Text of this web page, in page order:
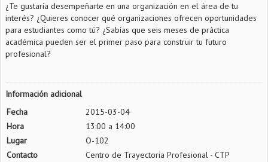
¿Te gustaría desempeñarte en una organización en el área de tu
interés? ¿Quieres conocer qué organizaciones ofrecen oportunidades
para estudiantes como tú? ¿Sabías que seis meses de práctica
académica pueden ser el primer paso para construir tu futuro
profesional?
Información adicional
Fecha
2015-03-04
Hora
13:00 a 14:00
Lugar
O-102
Contacto
Centro de Trayectoria Profesional - CTP